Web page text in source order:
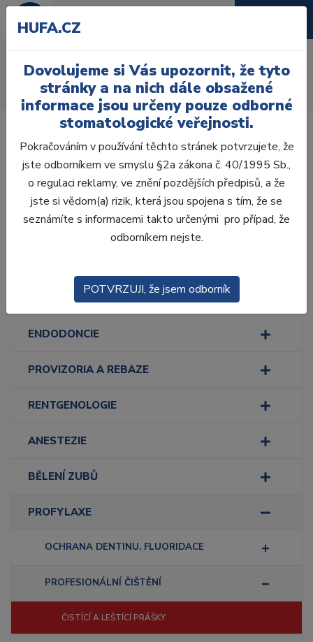
Úvod Ordinace Profylaxe
Profesionální čištění
Čistící a leštící prášky
Laboratoř
Ordinace
ENDODONCIE
PROVIZORIA A REBAZE
RENTGENOLOGIE
ANESTEZIE
BĚLENÍ ZUBŮ
PROFYLAXE
OCHRANA DENTINU, FLUORIDACE
PROFESIONÁLNÍ ČIŠTĚNÍ
ČISTÍCÍ A LEŠTÍCÍ PRÁŠKY
HUFA.CZ
Dovolujeme si Vás upozornit, že tyto
stránky a na nich dále obsažené
informace jsou určeny pouze odborné
stomatologické veřejnosti.
Pokračováním v používání těchto stránek potvrzujete, že
jste odborníkem ve smyslu §2a zákona č. 40/1995 Sb.,
o regulaci reklamy, ve znění pozdějších předpisů, a že
jste si vědom(a) rizik, která jsou spojena s tím, že se
seznámíte s informacemi takto určenými pro případ, že
odborníkem nejste.
POTVRZUJI, že jsem odborník